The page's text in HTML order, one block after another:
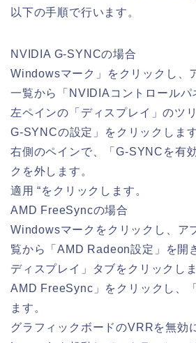
以下の手順で行います。
NVIDIA G-SYNCの場合
Windowsマーク」をクリックし、
一覧から「NVIDIAコントロールパ
左ペインの「ディスプレイ」のツ
G-SYNCの設定」をクリックします
右側のペインで、「G-SYNCを有
クを外します。
適用 “をクリックします。
AMD FreeSyncの場合
Windowsマークをクリックし、ア
覧から「AMD Radeon設定」を開
ディスプレイ」タブをクリックしま
AMD FreeSync」をクリックし、
ます。
グラフィックボードのVRRを無効